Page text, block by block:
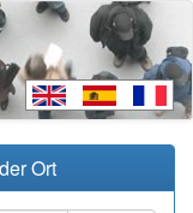
Ort